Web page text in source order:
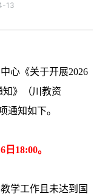
13
心《关于开展2026
》（川教资
通知如下。
6 日 18:00。
学工作且未达到国